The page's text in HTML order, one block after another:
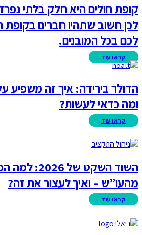
קופת חולים היא חלק בלתי
לכן חשוב שתהיו חברים
לכם בכל המובנים.
הדולר בירידה: איך זה משפיע
ומה כדאי לעשות?
השוד השקט
מהעו”ש – ואיך לעצור את זה?